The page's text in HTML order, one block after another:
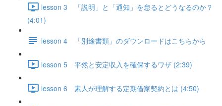
lesson 3 「説明」と「通知」を怠るとどうなるのか？
(4:01)
lesson 4 「別途書類」のダウンロードはこちらから
lesson 5 平然と安定収入を確保するワザ (2:39)
lesson 6 素人が理解する定期借家契約とは (4:50)